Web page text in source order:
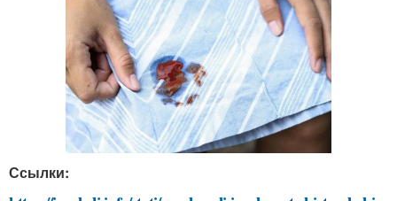
Ссылки: